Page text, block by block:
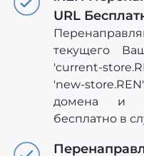
URL
текущего
'current-
'new-
домена и
бесплатно в